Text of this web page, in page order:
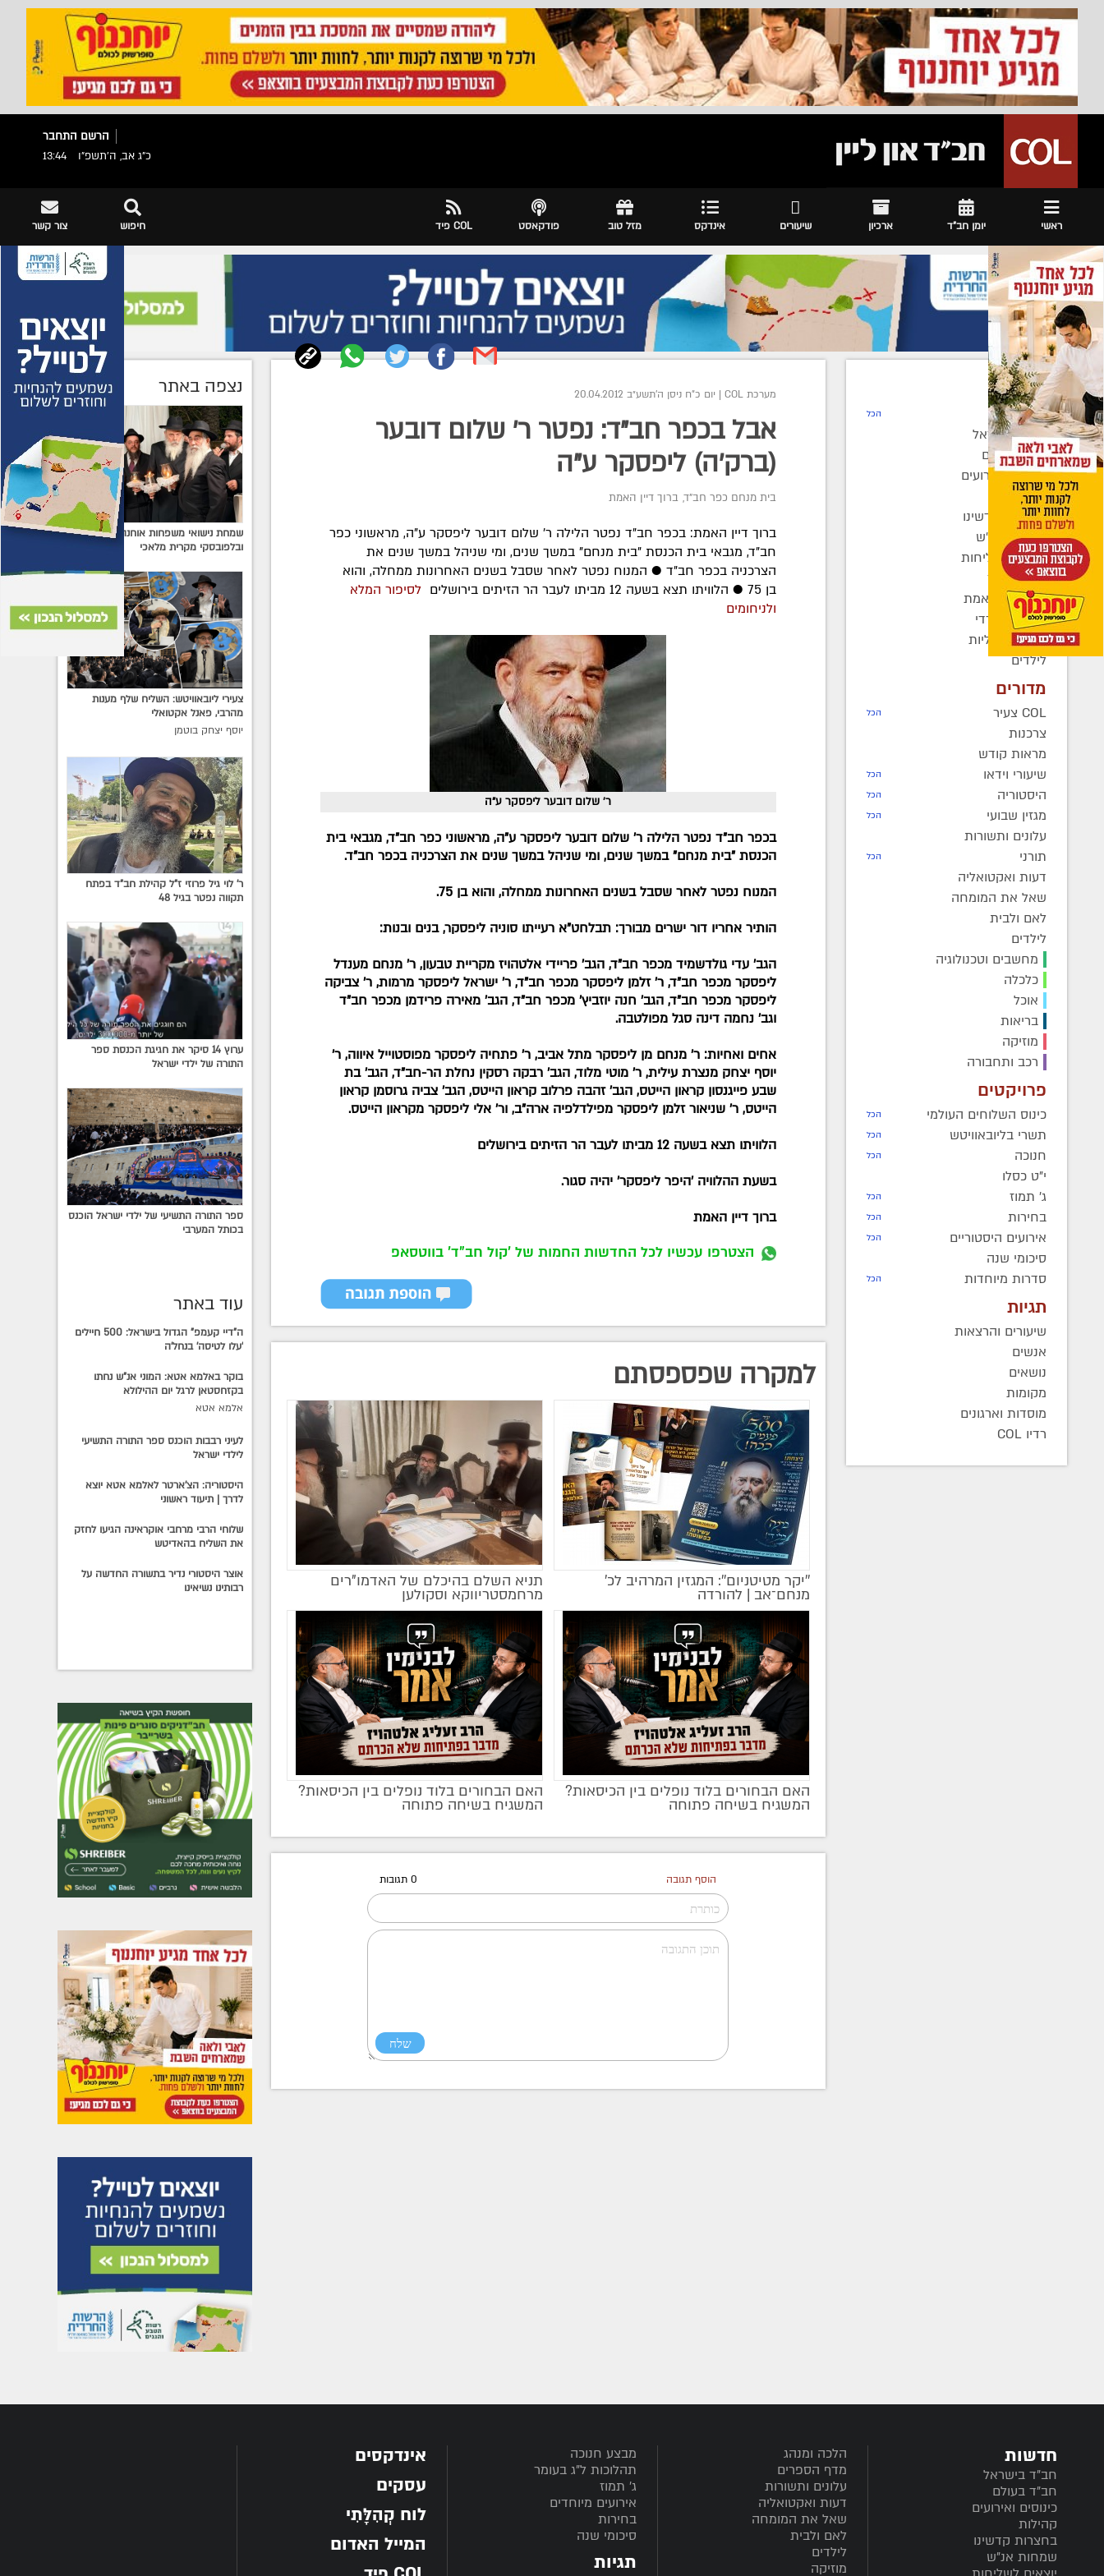
הרשם התחבר
כ"ג אב, ה׳תשפ״ו
13:44
ראשי יומן חב"ד ארכיון שיעורים אינדקס מזל טוב פודקאסט COL פיד צור קשר חיפוש
חדשות
רדיו COL הכל
חב"ד בישראל
חב"ד בעולם
כינוסים ואירועים
קהילות
בחצרות קדשינו
שמחות אנ"ש
יוצאים לשליחות
נשות חב"ד
ברוך דיין האמת
בעולם החרדי
חדשות כלליות
לילדים
מדורים
COL צעיר הכל
צרכנות
מראות קודש
שיעורי וידאו
הכל
היסטוריה הכל
מגזין שבועי הכל
עלונים ותשורות
תורני
הכל
דעות ואקטואליה
שאל את המומחה
לאם ולבית
לילדים
מחשבים וטכנולוגיה
כלכלה
אוכל
בריאות
מוזיקה
רכב ותחבורה
פרויקטים
כינוס השלוחים העולמי הכל
תשרי בליובאוויטש הכל
חנוכה הכל
י"ט כסלו
ג' תמוז
הכל
בחירות הכל
אירועים היסטוריים הכל
סיכומי שנה
סדרות מיוחדות
הכל
תגיות
שיעורים והרצאות
אנשים
נושאים
מקומות
מוסדות וארגונים
רדיו COL
מערכת COL | יום כ"ח ניסן ה׳תשע״ב 20.04.2012
אבל בכפר חב"ד: נפטר ר' שלום דובער
(ברק'ה) ליפסקר ע"ה
בית מנחם כפר חב"ד, ברוך דיין האמת
ברוך דיין האמת: בכפר חב"ד נפטר הלילה ר' שלום דובער ליפסקר ע"ה, מראשוני כפר
חב"ד, מגבאי בית הכנסת "בית מנחם" במשך שנים, ומי שניהל במשך שנים את
הצרכניה בכפר חב"ד ● המנוח נפטר לאחר שסבל בשנים האחרונות ממחלה, והוא
בן 75 ● הלוויתו תצא בשעה 12 מביתו לעבר הר הזיתים בירושלים
לסיפור המלא
ולניחומים
ר' שלום דובער ליפסקר ע"ה
בכפר חב"ד נפטר הלילה ר' שלום דובער ליפסקר ע"ה, מראשוני כפר חב"ד, מגבאי בית
הכנסת "בית מנחם" במשך שנים, ומי שניהל במשך שנים את הצרכניה בכפר חב"ד.
המנוח נפטר לאחר שסבל בשנים האחרונות ממחלה, והוא בן 75.
הותיר אחריו דור ישרים מבורך: תבלחט"א רעייתו סוניה ליפסקר, בנים ובנות:
הגב' עדי גולדשמיד מכפר חב"ד, הגב' פריידי אלטהויז מקריית טבעון, ר' מנחם מענדל
ליפסקר מכפר חב"ד, ר' זלמן ליפסקר מכפר חב"ד, ר' ישראל ליפסקר מרמות, ר' צביקה
ליפסקר מכפר חב"ד, הגב' חנה יוזביץ' מכפר חב"ד, הגב' מאירה פרידמן מכפר חב"ד
וגב' נחמה דינה סגל מפולטבה.
אחים ואחיות: ר' מנחם מן ליפסקר מתל אביב, ר' פתחיה ליפסקר מפוסטוייל איווה, ר'
יוסף יצחק מנצרת עילית, ר' מוטי מלוד, הגב' רבקה רסקין נחלת הר-חב"ד, הגב' בת
שבע פייגנסון קראון הייטס, הגב' זהבה פרלוב קראון הייטס, הגב' צביה גרוסמן קראון
הייטס, ר' שניאור זלמן ליפסקר מפילדלפיה ארה"ב, ור' אלי ליפסקר מקראון הייטס.
הלוויתו תצא בשעה 12 מביתו לעבר הר הזיתים בירושלים
בשעת ההלוויה 'היפר ליפסקר' יהיה סגור.
ברוך דיין האמת
הצטרפו עכשיו לכל החדשות החמות של 'קול חב"ד' בווטסאפ
למקרה שפספסתם
מקודם
''יקר מטיטניום'': המגזין המרהיב לכ’
מנחם־אב | להורדה
תניא השלם בהיכלם של האדמו"רים
מרחמסטריווקא וסקולען
מקודם
האם הבחורים בלוד נופלים בין הכיסאות?
המשגיח בשיחה פתוחה
האם הבחורים בלוד נופלים בין הכיסאות?
המשגיח בשיחה פתוחה
הוסף תגובה 0 תגובות
נצפה באתר
שמחת נישואי משפחות אוחנה מרחובות
ובלפובסקי מקרית מלאכי
צעירי ליובאוויטש: השליח שלף מענות
מהרבי, פאנל אקטואלי
יוסף יצחק בוטמן
ר' לוי גיל פרוזי ז"ל קהילת חב"ד בפתח
תקווה נפטר בגיל 48
ערוץ 14 סיקר את חגיגת הכנסת ספר
התורה של ילדי ישראל
ספר התורה התשיעי של ילדי ישראל הוכנס
בכותל המערבי
עוד באתר
ה"דיי קעמפ" הגדול בישראל: 500 חיילים
'עלו לטיסה' בנחל'ה
בוקר באלמא אטא: המוני אנ"ש נחתו
בקזחסטאן לרגל יום ההילולא
אלמא אטא
לעיני רבבות הוכנס ספר התורה התשיעי
לילדי ישראל
היסטוריה: הצ'ארטר לאלמא אטא יוצא
לדרך | תיעוד ראשוני
שלוחי הרבי מרחבי אוקראינה הגיעו לחזק
את השליח בהאדיטש
אוצר היסטורי נדיר בתשורה החדשה על
רבותינו נשיאינו
חדשות
חב”ד בישראל
חב”ד בעולם
כינוסים ואירועים
קהילות
בחצרות קדשינו
שמחות אנ"ש
הלכה ומנהג
מדף הספרים
עלונים ותשורות
דעות ואקטואליה
שאל את המומחה
לאם ולבית
לילדים
מוזיקה
מבצע חנוכה
תהלוכות ל"ג בעומר
ג' תמוז
אירועים מיוחדים
בחירות
סיכומי שנה
תגיות
אינדקסים
עסקים
לוח קְהִלָּתִי
המייל האדום